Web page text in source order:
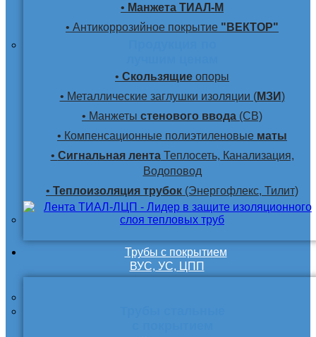
• Манжета ТИАЛ-М
• Антикоррозийное покрытие "ВЕКТОР"
• Скользящие опоры
• Металлические заглушки изоляции (МЗИ)
• Манжеты стенового ввода (СВ)
• Компенсационные полиэтиленовые маты
• Сигнальная лентаТеплосеть, Канализация,
Водоповод
• Теплоизоляция трубок (Энергофлекс, Тилит)
Трубы с покрытием
ВУС, УС, ЦПП